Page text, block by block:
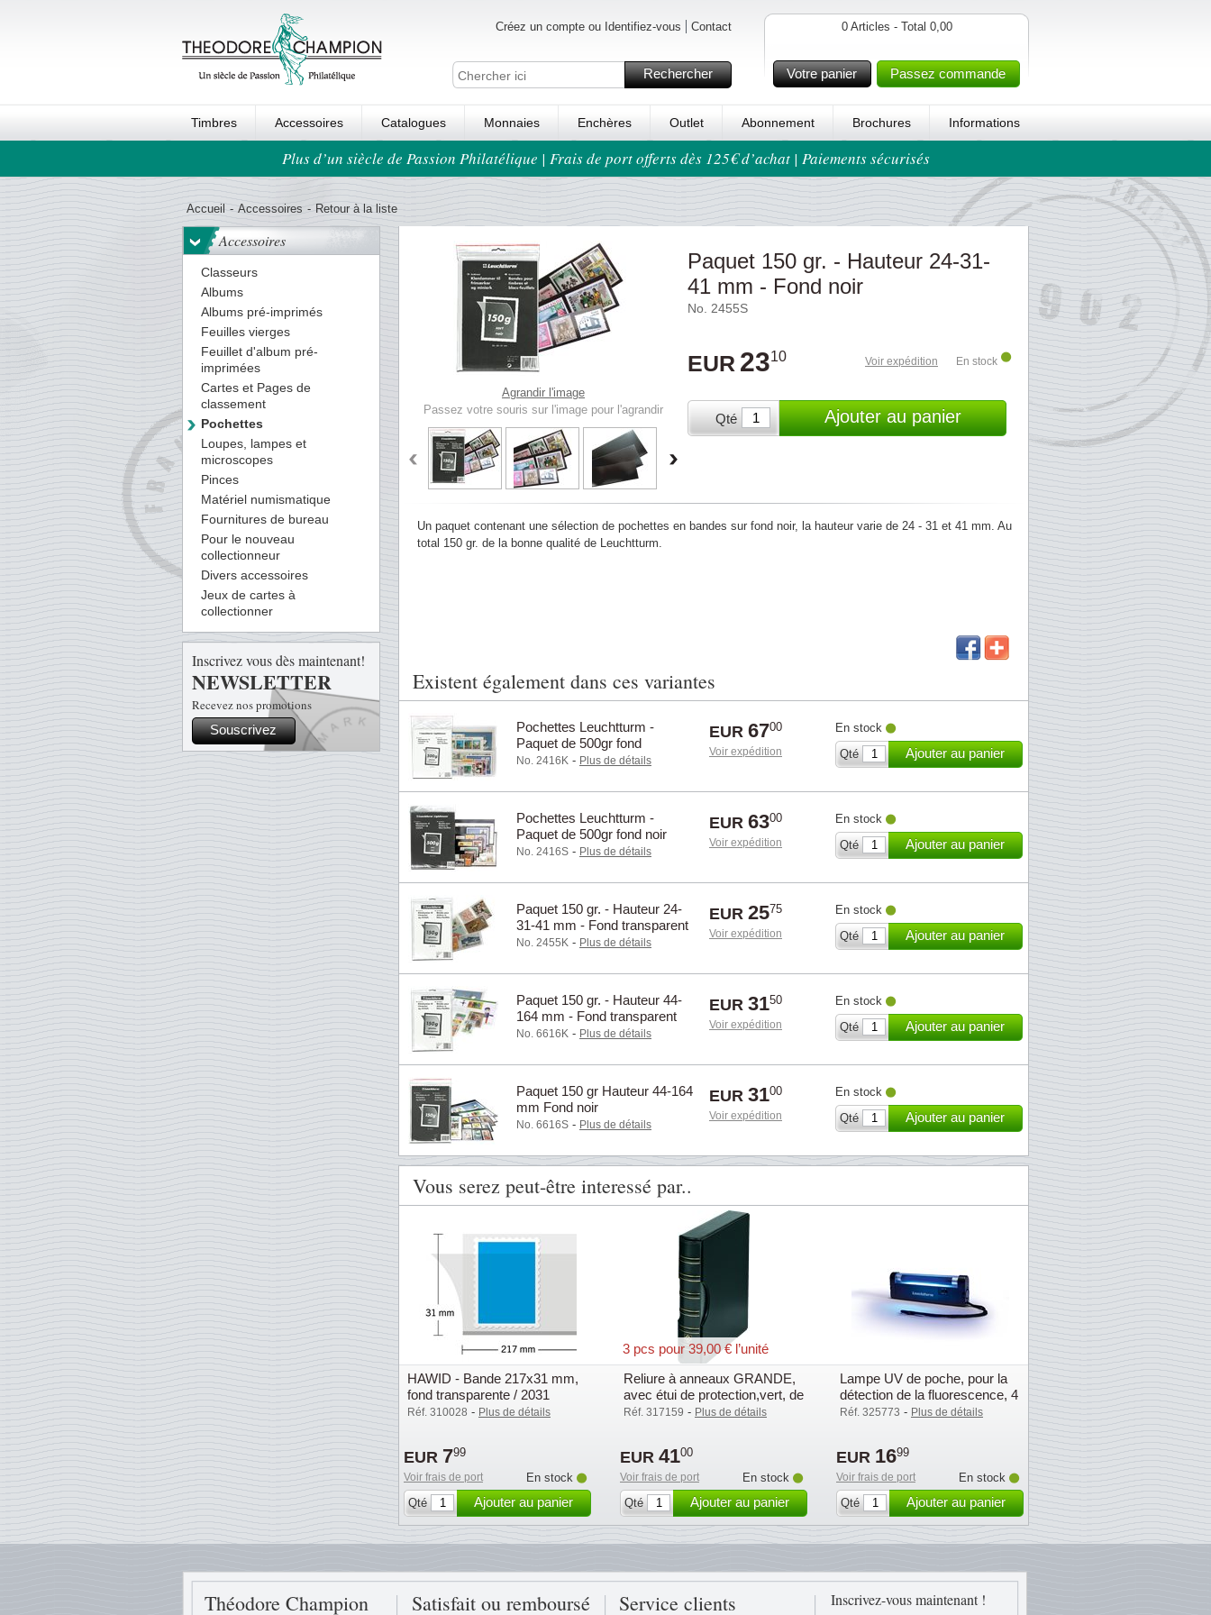
Créez un compte ou Identifiez-vous Contact
Rechercher
0 Articles - Total 0,00
Votre panier Passez commande
Timbres Accessoires Catalogues Monnaies Enchères Outlet Abonnement Brochures Informations
Ordre au panierPlus d’un siècle de Passion Philatélique | Frais de port offerts dès 125€ d’achat | Paiements sécurisés
Accueil - Accessoires - Retour à la liste
Accessoires
Classeurs
Albums
Albums pré-imprimés
Feuilles vierges
Feuillet d'album pré-
imprimées
Cartes et Pages de
classement
Pochettes
Loupes, lampes et
microscopes
Pinces
Matériel numismatique
Fournitures de bureau
Pour le nouveau
collectionneur
Divers accessoires
Jeux de cartes à
collectionner
Inscrivez vous dès maintenant!
NEWSLETTER
Recevez nos promotions
Souscrivez
Agrandir l'image
Passez votre souris sur l'image pour l'agrandir
Paquet 150 gr. - Hauteur 24-31-
41 mm - Fond noir
No. 2455S
EUR 2310 Voir expédition En stock
Qté Ajouter au panier
Un paquet contenant une sélection de pochettes en bandes sur fond noir, la hauteur varie de 24 - 31 et 41 mm. Au
total 150 gr. de la bonne qualité de Leuchtturm.
Existent également dans ces variantes
Pochettes Leuchtturm -
Paquet de 500gr fond
transparent Hauteur 24-164
No. 2416K - Plus de détails
EUR 6700
Voir expédition
En stock
Qté
Ajouter au panier
Pochettes Leuchtturm -
Paquet de 500gr fond noir
Hauteur 24-164 mm.
No. 2416S - Plus de détails
EUR 6300
Voir expédition
En stock
Qté
Ajouter au panier
Paquet 150 gr. - Hauteur 24-
31-41 mm - Fond transparent
No. 2455K - Plus de détails
EUR 2575
Voir expédition
En stock
Qté
Ajouter au panier
Paquet 150 gr. - Hauteur 44-
164 mm - Fond transparent
No. 6616K - Plus de détails
EUR 3150
Voir expédition
En stock
Qté
Ajouter au panier
Paquet 150 gr Hauteur 44-164
mm Fond noir
No. 6616S - Plus de détails
EUR 3100
Voir expédition
En stock
Qté
Ajouter au panier
Vous serez peut-être interessé par..
HAWID - Bande 217x31 mm,
fond transparente / 2031
Réf. 310028 - Plus de détails
EUR 799
Voir frais de port
En stock
Qté
Ajouter au panier
3 pcs pour 39,00 € l’unité
Reliure à anneaux GRANDE,
avec étui de protection,vert, de
Leuchtturm
Réf. 317159 - Plus de détails
EUR 4100
Voir frais de port
En stock
Qté
Ajouter au panier
Lampe UV de poche, pour la
détection de la fluorescence, 4
Watt
Réf. 325773 - Plus de détails
EUR 1699
Voir frais de port
En stock
Qté
Ajouter au panier
Théodore Champion Satisfait ou remboursé Service clients Inscrivez-vous maintenant !